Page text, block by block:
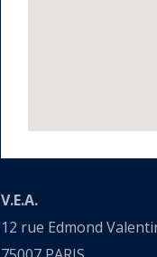
V.E.A.
12 rue Edmond